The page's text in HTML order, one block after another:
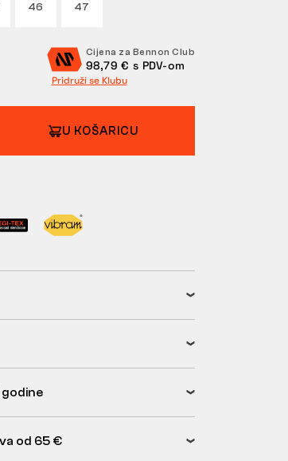
46 47
Cijena za Bennon Club
98,79 € s PDV-om
Pridruži se Klubu
U KOŠARICU
od 65 €